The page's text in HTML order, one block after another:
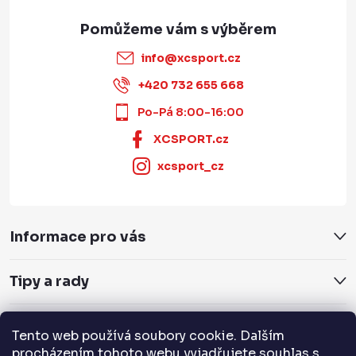
Tento web používá soubory cookie. Dalším
info@xcsport.cz
+420 732 655 668
Po-Pá 8:00-16:00
XCSPORT.cz
xcsport_cz
Informace pro vás
Tipy a rady
Servis a služby